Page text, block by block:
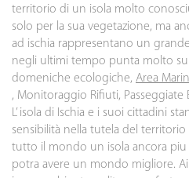
territorio di un isola molto
solo per la sua vegetazione, ma
ad ischia rappresentano un
negli ultimi tempo punta molto sul
domeniche ecologiche, Area
, Monitoraggio Rifiuti,
L’ isola di Ischia e i suoi cittadini
sensibilità nella tutela del
tutto il mondo un isola ancora piu
potra avere un mondo migliore.